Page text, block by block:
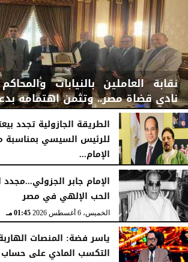
نقابة العاملين بالنيابات
نادي قضاة مصر.. وتثمن اهتمامه
الخميس، 6 أغسطس 2026 06:22 مـ
الطريقة الجازولية تجدد
للرئيس السيسي
الإمام...
الخميس، 6 أغسطس 2026
الإمام جابر
الحب الإلهي في مصر
الخميس، 6 أغسطس 2026 01:45 مـ
ياسر فضة: المنصات
التكسب المادي على